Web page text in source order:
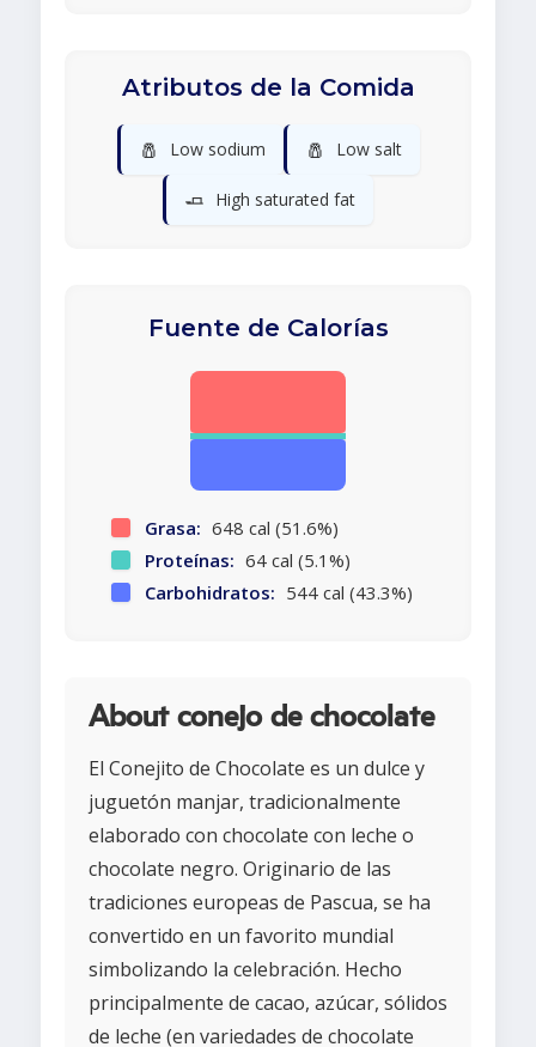
Atributos de la Comida
🧂 Low sodium 🧂 Low salt
🧈 High saturated fat
Fuente de Calorías
Grasa: 648 cal (51.6%)
Proteínas: 64 cal (5.1%)
Carbohidratos: 544 cal (43.3%)
About conejo de chocolate
El Conejito de Chocolate es un dulce y
juguetón manjar, tradicionalmente
elaborado con chocolate con leche o
chocolate negro. Originario de las
tradiciones europeas de Pascua, se ha
convertido en un favorito mundial
simbolizando la celebración. Hecho
principalmente de cacao, azúcar, sólidos
de leche (en variedades de chocolate